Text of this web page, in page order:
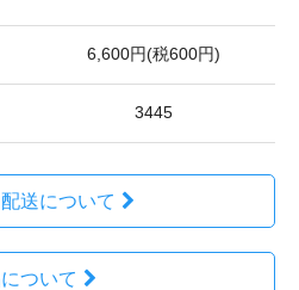
6,600円(税600円)
3445
送について
ついて